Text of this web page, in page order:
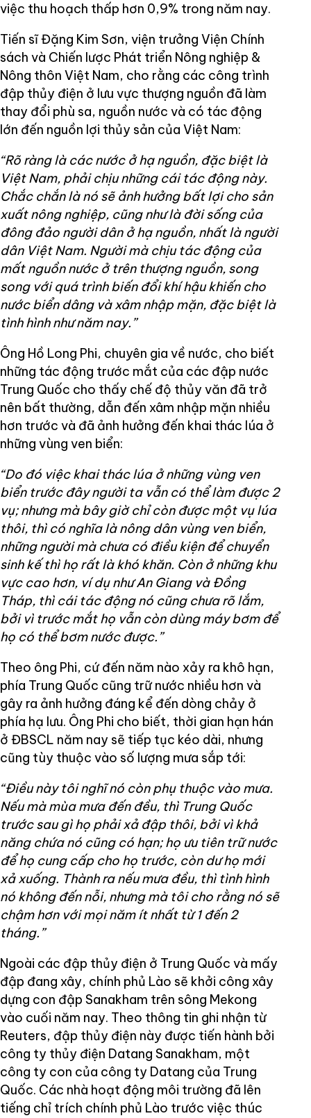
việc thu hoạch thấp hơn 0,9% trong năm nay.
Tiến sĩ Đặng Kim Sơn, viện trưởng Viện Chính
sách và Chiến lược Phát triển Nông nghiệp &
Nông thôn Việt Nam, cho rằng các công trình
đập thủy điện ở lưu vực thượng nguồn đã làm
thay đổi phù sa, nguồn nước và có tác động
lớn đến nguồn lợi thủy sản của Việt Nam:
“Rõ ràng là các nước ở hạ nguồn, đặc biệt là
Việt Nam, phải chịu những cái tác động này.
Chắc chắn là nó sẽ ảnh hưởng bất lợi cho sản
xuất nông nghiệp, cũng như là đời sống của
đông đảo người dân ở hạ nguồn, nhất là người
dân Việt Nam. Người mà chịu tác động của
mất nguồn nước ở trên thượng nguồn, song
song với quá trình biến đổi khí hậu khiến cho
nước biển dâng và xâm nhập mặn, đặc biệt là
tình hình như năm nay.”
Ông Hồ Long Phi, chuyên gia về nước, cho biết
những tác động trước mắt của các đập nước
Trung Quốc cho thấy chế độ thủy văn đã trở
nên bất thường, dẫn đến xâm nhập mặn nhiều
hơn trước và đã ảnh hưởng đến khai thác lúa ở
những vùng ven biển:
“Do đó việc khai thác lúa ở những vùng ven
biển trước đây người ta vẫn có thể làm được 2
vụ; nhưng mà bây giờ chỉ còn được một vụ lúa
thôi, thì có nghĩa là nông dân vùng ven biển,
những người mà chưa có điều kiện để chuyển
sinh kế thì họ rất là khó khăn. Còn ở những khu
vực cao hơn, ví dụ như An Giang và Đồng
Tháp, thì cái tác động nó cũng chưa rõ lắm,
bởi vì trước mắt họ vẫn còn dùng máy bơm để
họ có thể bơm nước được.”
Theo ông Phi, cứ đến năm nào xảy ra khô hạn,
phía Trung Quốc cũng trữ nước nhiều hơn và
gây ra ảnh hưởng đáng kể đến dòng chảy ở
phía hạ lưu. Ông Phi cho biết, thời gian hạn hán
ở ĐBSCL năm nay sẽ tiếp tục kéo dài, nhưng
cũng tùy thuộc vào số lượng mưa sắp tới:
“Điều này tôi nghĩ nó còn phụ thuộc vào mưa.
Nếu mà mùa mưa đến đều, thì Trung Quốc
trước sau gì họ phải xả đập thôi, bởi vì khả
năng chứa nó cũng có hạn; họ ưu tiên trữ nước
để họ cung cấp cho họ trước, còn dư họ mới
xả xuống. Thành ra nếu mưa đều, thì tình hình
nó không đến nỗi, nhưng mà tôi cho rằng nó sẽ
chậm hơn với mọi năm ít nhất từ 1 đến 2
tháng.”
Ngoài các đập thủy điện ở Trung Quốc và mấy
đập đang xây, chính phủ Lào sẽ khởi công xây
dựng con đập Sanakham trên sông Mekong
vào cuối năm nay. Theo thông tin ghi nhận từ
Reuters, đập thủy điện này được tiến hành bởi
công ty thủy điện Datang Sanakham, một
công ty con của công ty Datang của Trung
Quốc. Các nhà hoạt động môi trường đã lên
tiếng chỉ trích chính phủ Lào trước việc thúc